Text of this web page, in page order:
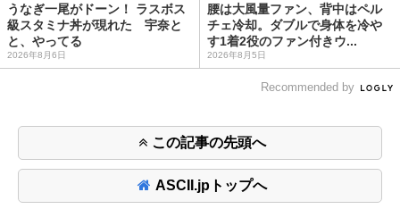
うなぎ一尾がドーン！ ラスボス
級スタミナ丼が現れた 宇奈と
と、やってる
2026年8月6日
腰は大風量ファン、背中はペル
チェ冷却。ダブルで身体を冷や
す1着2役のファン付きウ...
2026年8月5日
Recommended by
この記事の先頭へ
ASCII.jpトップへ